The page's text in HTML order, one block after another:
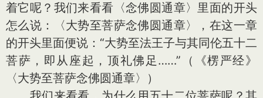
着它呢？我们来看看〈念佛圆通章〉里面的开头
怎么说：〈大势至菩萨念佛圆通章〉，在这一章
的开头里面便说：“大势至法王子与其同伦五十二
菩萨，即从座起，顶礼佛足……”（《楞严经》
〈大势至菩萨念佛圆通章〉）